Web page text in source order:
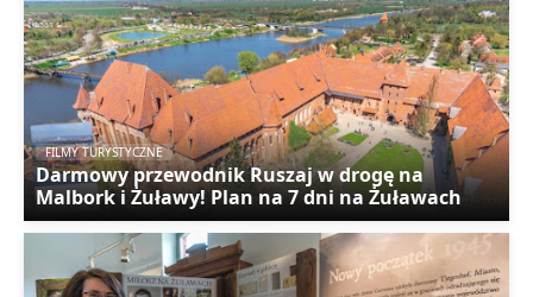
FILMY TURYSTYCZNE
Darmowy przewodnik Ruszaj w drogę na
Malbork i Żuławy! Plan na 7 dni na Żuławach